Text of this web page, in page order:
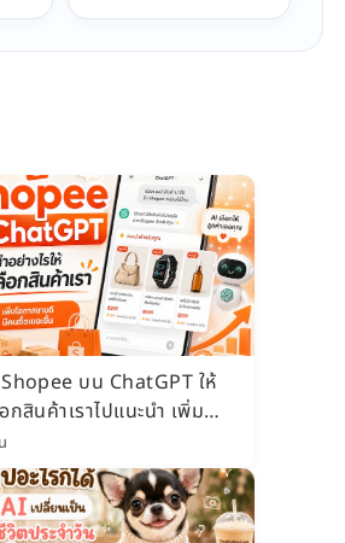
บน ChatGPT ให้
กสินค้าเราไปแนะนำ เพิ่ม
ขายดี มีคนซื้อเยอะขึ้น